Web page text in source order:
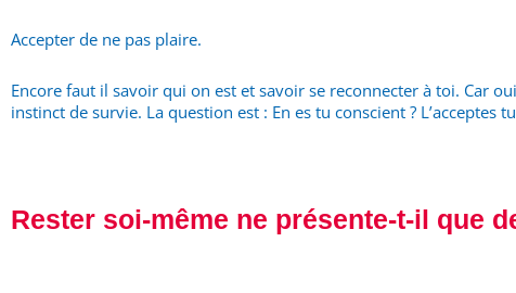
Accepter de ne pas plaire.
Encore faut il savoir qui on est et savoir se reconnecter à toi. Car
instinct de survie. La question est : En es tu conscient ? L’acceptes
Rester soi-même ne présente-t-il que